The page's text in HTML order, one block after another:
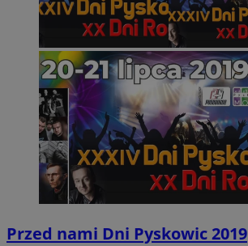
Przed nami Dni Pyskowic 2019